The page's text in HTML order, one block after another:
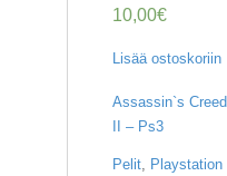
10,00€
Lisää ostoskoriin
Assassin`s Creed
II – Ps3
Pelit, Playstation